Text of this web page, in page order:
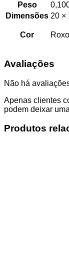
Peso
Dimensões 20 ×
Cor
Avaliações
Não há
Apenas clientes
podem deixar
Produtos